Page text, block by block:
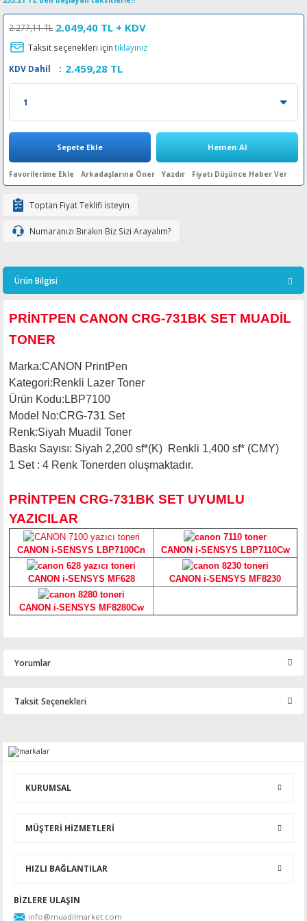
Ribon
CP
Pro
2.277,11 TL 2.049,40 TL + KDV
Taksit seçenekleri içintıklayınız
KDV Dahil
: 2.459,28 TL
Sepete Ekle Hemen Al
Arkadaşlarına Öner Yazdır Fiyatı Düşünce Haber Ver
Toptan Fiyat Teklifi İsteyin
Numaranızı Bırakın Biz Sizi Arayalım?
Ürün Bilgisi
PRİNTPEN CANON CRG-731BK SET MUADİL
TONER
Marka:CANON PrintPen
Kategori:Renkli Lazer Toner
Ürün Kodu:LBP7100
Model No:CRG-731 Set
Renk:Siyah Muadil Toner
Baskı Sayısı: Siyah 2,200 sf*(K) Renkli 1,400 sf* (CMY)
1 Set : 4 Renk Tonerden oluşmaktadır.
PRİNTPEN CRG-731BK SET UYUMLU
YAZICILAR
CANON i-SENSYS LBP7100Cn CANON i-SENSYS LBP7110Cw
CANON i-SENSYS MF628 CANON i-SENSYS MF8230
CANON i-SENSYS MF8280Cw
Yorumlar
Taksit Seçenekleri
KURUMSAL
MÜŞTERİ HİZMETLERİ
HIZLI BAĞLANTILAR
BİZLERE ULAŞIN
info@muadilmarket.com